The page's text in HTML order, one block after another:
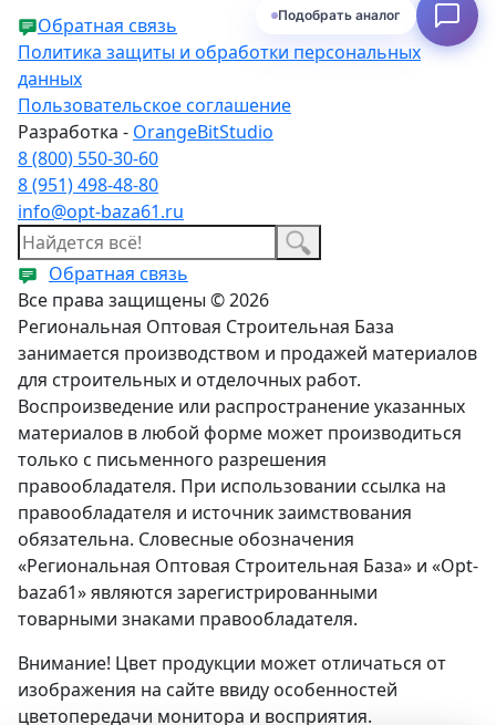
Обратная связь
Политика защиты и обработки персональных
данных
Пользовательское соглашение
Разработка - OrangeBitStudio
8 (800) 550-30-60
8 (951) 498-48-80
info@opt-baza61.ru
Обратная связь
Все права защищены © 2026
Региональная Оптовая Строительная База
занимается производством и продажей материалов
для строительных и отделочных работ.
Воспроизведение или распространение указанных
материалов в любой форме может производиться
только с письменного разрешения
правообладателя. При использовании ссылка на
правообладателя и источник заимствования
обязательна. Словесные обозначения
«Региональная Оптовая Строительная База» и «Opt-
baza61» являются зарегистрированными
товарными знаками правообладателя.
Внимание! Цвет продукции может отличаться от
изображения на сайте ввиду особенностей
цветопередачи монитора и восприятия.
Подобрать аналог